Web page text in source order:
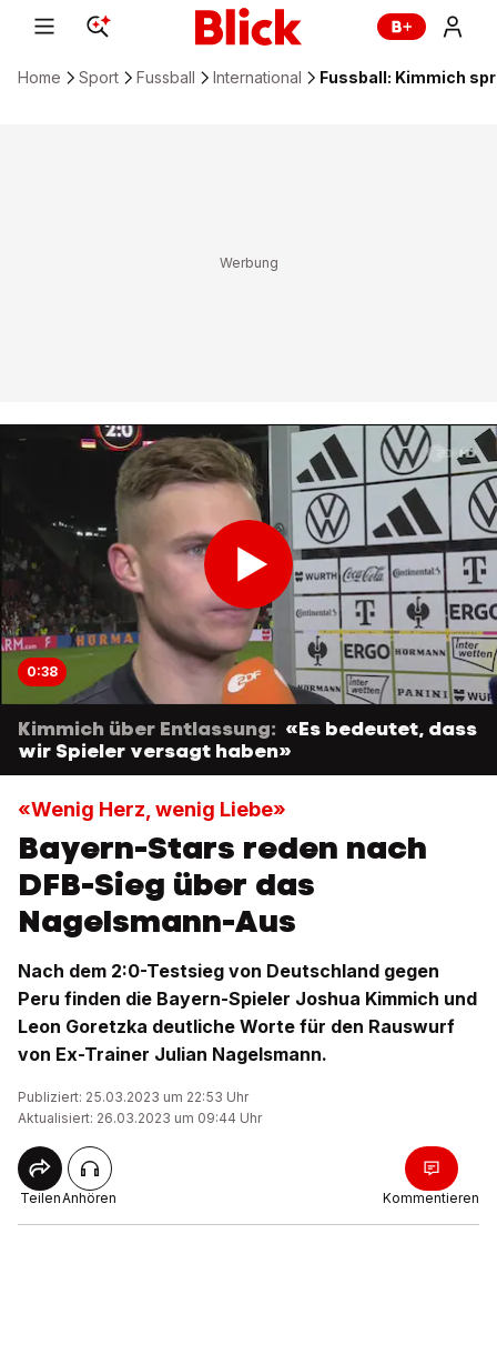
Home Sport Fussball International Fussball: Kimmich
0:38
Kimmich über Entlassung: «Es bedeutet, dass
wir Spieler versagt haben»
«Wenig Herz, wenig Liebe»
Bayern-Stars reden nach
DFB-Sieg über das
Nagelsmann-Aus
Nach dem 2:0-Testsieg von Deutschland gegen
Peru finden die Bayern-Spieler Joshua Kimmich und
Leon Goretzka deutliche Worte für den Rauswurf
von Ex-Trainer Julian Nagelsmann.
Publiziert: 25.03.2023 um 22:53 Uhr
Aktualisiert: 26.03.2023 um 09:44 Uhr
TeilenAnhören Kommentieren